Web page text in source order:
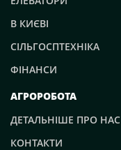
В КИЄВІ
СІЛЬГОСПТЕХНІКА
ФІНАНСИ
АГРОРОБОТА
ДЕТАЛЬНІШЕ ПРО НАС
КОНТАКТИ